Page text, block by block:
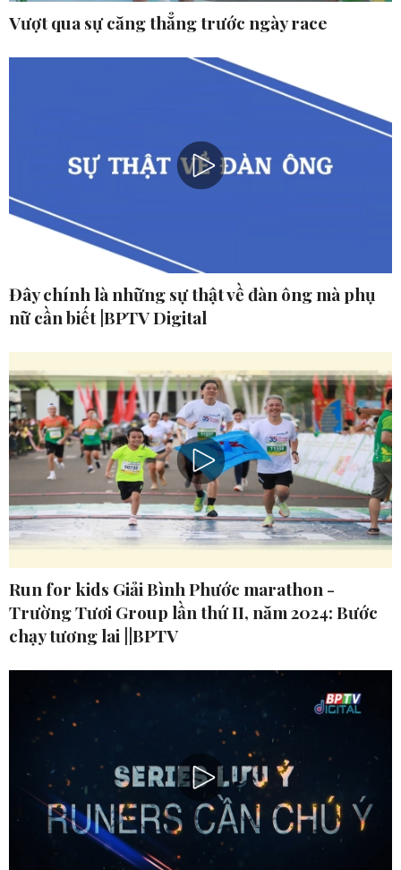
Vượt qua sự căng thẳng trước ngày race
Đây chính là những sự thật về đàn ông mà phụ
nữ cần biết |BPTV Digital
Run for kids Giải Bình Phước marathon -
Trường Tươi Group lần thứ II, năm 2024: Bước
chạy tương lai ||BPTV